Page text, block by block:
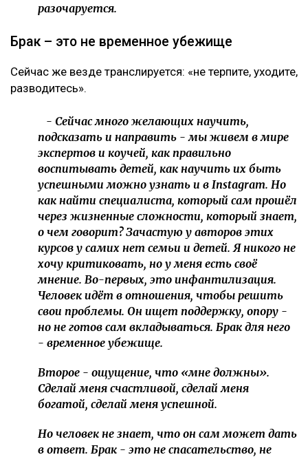
разочаруется.
Брак – это не временное убежище
Сейчас же везде транслируется: «не терпите, уходите,
разводитесь».
- Сейчас много желающих научить,
подсказать и направить - мы живем в мире
экспертов и коучей, как правильно
воспитывать детей, как научить их быть
успешными можно узнать и в Instagram. Но
как найти специалиста, который сам прошёл
через жизненные сложности, который знает,
о чем говорит? Зачастую у авторов этих
курсов у самих нет семьи и детей. Я никого не
хочу критиковать, но у меня есть своё
мнение. Во-первых, это инфантилизация.
Человек идёт в отношения, чтобы решить
свои проблемы. Он ищет поддержку, опору -
но не готов сам вкладываться. Брак для него
- временное убежище.
Второе - ощущение, что «мне должны».
Сделай меня счастливой, сделай меня
богатой, сделай меня успешной.
Но человек не знает, что он сам может дать
в ответ. Брак - это не спасательство, не